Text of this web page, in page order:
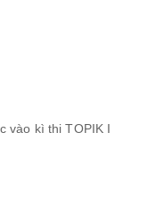
vào kì thi TOPIK I